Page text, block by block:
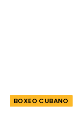
BOXEO CUBANO